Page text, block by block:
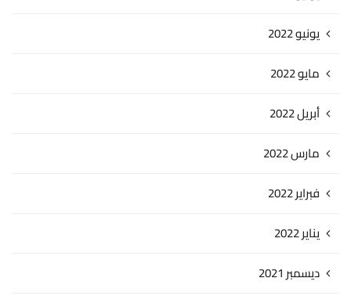
يونيو 2022
مايو 2022
أبريل 2022
مارس 2022
فبراير 2022
يناير 2022
ديسمبر 2021